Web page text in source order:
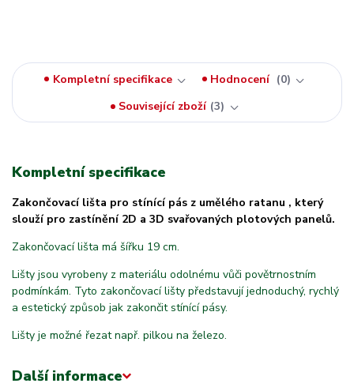
Kompletní specifikace Hodnocení
0
Související zboží 3
Kompletní specifikace
Zakončovací lišta pro stínící pás z umělého ratanu , který
slouží pro zastínění 2D a 3D svařovaných plotových panelů.
Zakončovací lišta má šířku 19 cm.
Lišty jsou vyrobeny z materiálu odolnému vůči povětrnostním
podmínkám. Tyto zakončovací lišty představují jednoduchý, rychlý
a estetický způsob jak zakončit stínící pásy.
Lišty je možné řezat např. pilkou na železo.
Další informace